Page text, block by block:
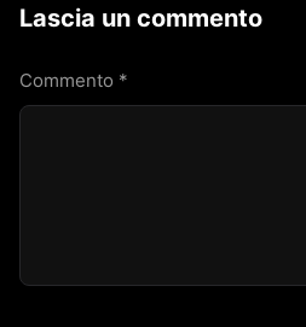
Lascia un commento
Commento *